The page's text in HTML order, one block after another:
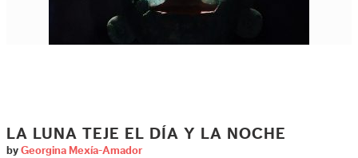
LA LUNA TEJE EL DÍA Y LA NOCHE
by Georgina Mexía-Amador